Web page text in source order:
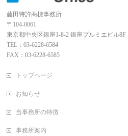
藤田特許商標事務所
〒104-0061
東京都中央区銀座1-8-2 銀座プルミエビル8F
TEL：03-6228-6584
FAX：03-6228-6585
トップページ
お知らせ
当事務所の特徴
事務所案内